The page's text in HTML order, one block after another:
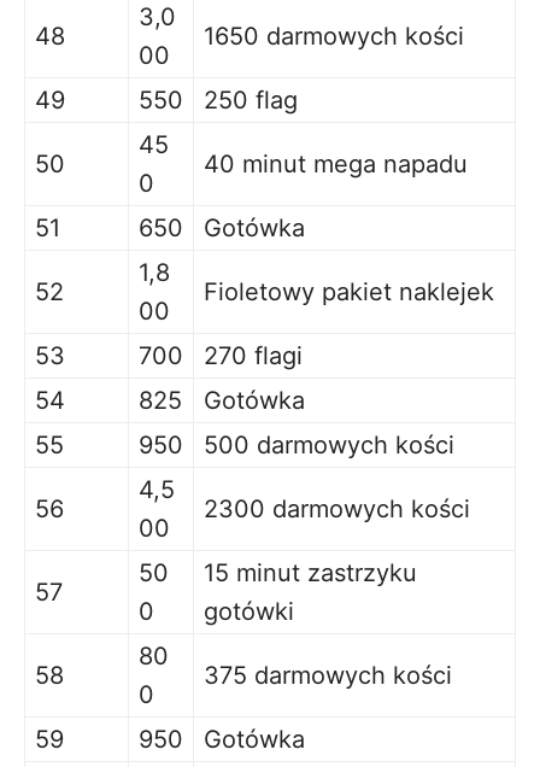
48
3,0
00
1650 darmowych kości
49 550 250 flag
50
45
0
40 minut mega napadu
51 650 Gotówka
52
1,8
00
Fioletowy pakiet naklejek
53 700
270 flagi
54
825
Gotówka
55
950 500 darmowych kości
56
4,5
00
2300 darmowych kości
57
50
0
15 minut zastrzyku
gotówki
58
80
0
375 darmowych kości
59 950 Gotówka